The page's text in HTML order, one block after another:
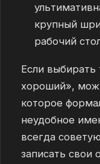
крупный
рабочий
Если
хороший»,
которое
неудобное
всегда
записать свои